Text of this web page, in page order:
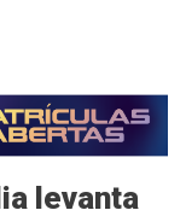
levanta